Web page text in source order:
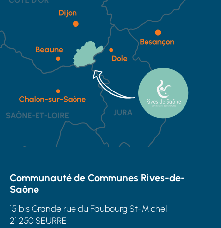
Communauté de Communes Rives-de-
Saône
15 bis Grande rue du Faubourg St-Michel
21 250 SEURRE